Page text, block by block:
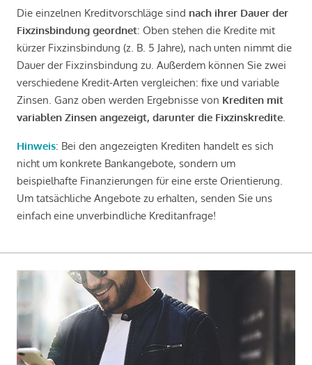
Die einzelnen Kreditvorschläge sind nach ihrer Dauer der
Fixzinsbindung geordnet: Oben stehen die Kredite mit
kürzer Fixzinsbindung (z. B. 5 Jahre), nach unten nimmt die
Dauer der Fixzinsbindung zu. Außerdem können Sie zwei
verschiedene Kredit-Arten vergleichen: fixe und variable
Zinsen. Ganz oben werden Ergebnisse von Krediten mit
variablen Zinsen angezeigt, darunter die Fixzinskredite
Hinweis: Bei den angezeigten Krediten handelt es sich
nicht um konkrete Bankangebote, sondern um
beispielhafte Finanzierungen für eine erste Orientierung.
Um tatsächliche Angebote zu erhalten, senden Sie uns
einfach eine unverbindliche Kreditanfrage!